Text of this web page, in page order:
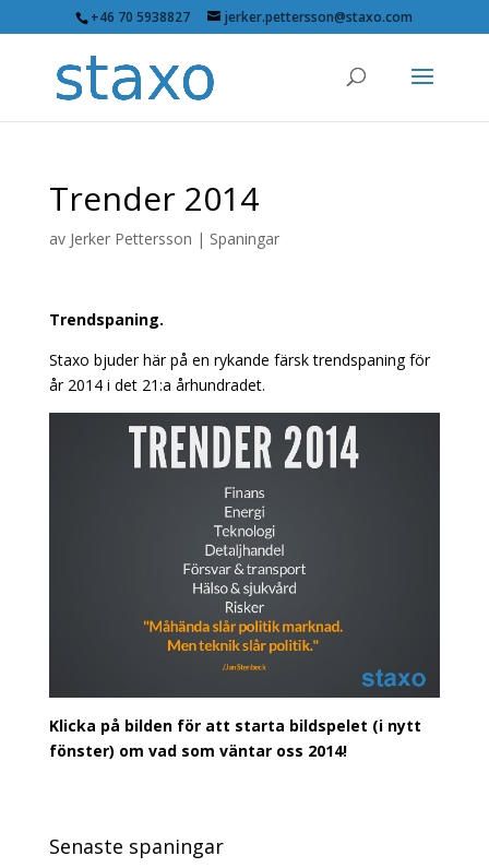
+46 70 5938827 jerker.pettersson@staxo.com
Trender 2014
av Jerker Pettersson | Spaningar
Trendspaning.
Staxo bjuder här på en rykande färsk trendspaning för
år 2014 i det 21:a århundradet.
Klicka på bilden för att starta bildspelet (i nytt
fönster) om vad som väntar oss 2014!
Senaste spaningar